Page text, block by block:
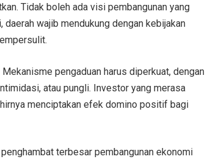
Tidak boleh ada visi pembangunan yang
wajib mendukung dengan kebijakan
pengaduan harus diperkuat, dengan
atau pungli. Investor yang merasa
menciptakan efek domino positif bagi
terbesar pembangunan ekonomi